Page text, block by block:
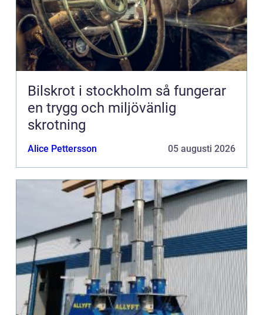
Bilskrot i stockholm så fungerar
en trygg och miljövänlig
skrotning
Alice Pettersson 05 augusti 2026